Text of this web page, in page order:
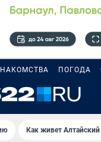
ПОГОДА
Как живет